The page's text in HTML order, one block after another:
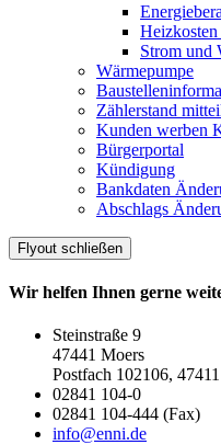
Heizkosten
Strom und
Wärmepumpe
Zählerstand
Kunden werben
Bürgerportal
Kündigung
Bankdaten
Abschlags
Flyout schließen
Wir helfen Ihnen gerne
Steinstraße 9
47441 Moers
Postfach 102106,
02841 104-0
02841 104-444 (Fax)
info@enni.de